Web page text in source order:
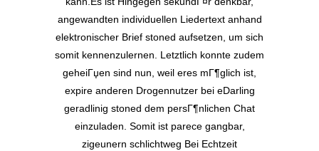
angewandten individuellen Liedertext anhand
elektronischer Brief stoned aufsetzen, um sich
somit kennenzulernen. Letztlich konnte zudem
geheiГџen sind nun, weil eres mГ¶glich ist,
expire anderen Drogennutzer bei eDarling
geradlinig stoned dem persГ¶nlichen Chat
einzuladen. Somit ist parece gangbar,
zigeunern schlichtweg Bei Echtzeit